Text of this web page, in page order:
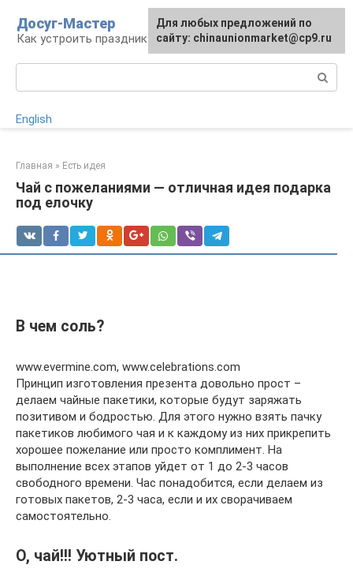
контенту
Досуг-Мастер
Как устроить праздник
English
Главная » Есть идея
Чай с пожеланиями — отличная идея подарка
под елочку
В чем соль?
www.evermine.com, www.celebrations.com
Принцип изготовления презента довольно прост –
делаем чайные пакетики, которые будут заряжать
позитивом и бодростью. Для этого нужно взять пачку
пакетиков любимого чая и к каждому из них прикрепить
хорошее пожелание или просто комплимент. На
выполнение всех этапов уйдет от 1 до 2-3 часов
свободного времени. Час понадобится, если делаем из
готовых пакетов, 2-3 часа, если и их сворачиваем
самостоятельно.
О, чай!!! Уютный пост.
Для любых предложений по
сайту: chinaunionmarket@cp9.ru
Для любых предложений по
сайту: chinaunionmarket@cp9.ru